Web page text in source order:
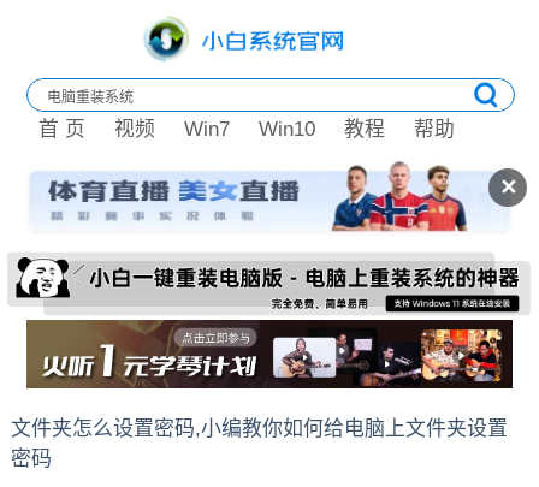
✕
首 页 视频 Win7 Win10 教程 帮助
文件夹怎么设置密码,小编教你如何给电脑上文件夹设置
密码